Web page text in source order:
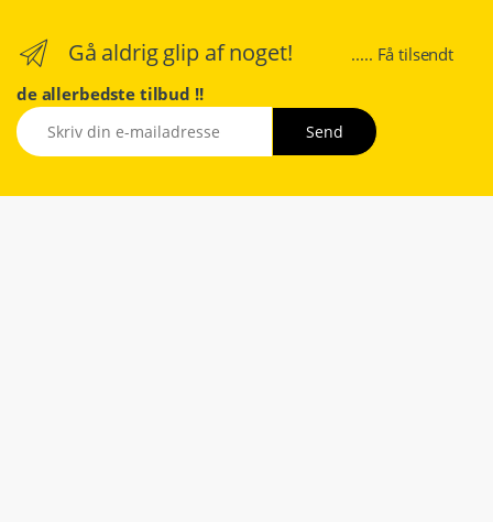
Gå aldrig glip af noget!
..... Få tilsendt
de allerbedste tilbud !!